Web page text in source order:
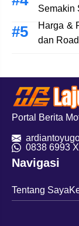
Semakin
Harga &
dan
Portal Berita
0838 6993
Navigasi
Tentang Saya